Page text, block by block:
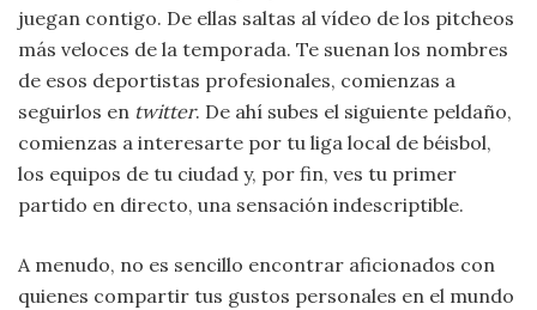
juegan contigo. De ellas saltas al vídeo de los pitcheos
más veloces de la temporada. Te suenan los nombres
de esos deportistas profesionales, comienzas a
seguirlos en twitter. De ahí subes el siguiente peldaño,
comienzas a interesarte por tu liga local de béisbol,
los equipos de tu ciudad y, por fin, ves tu primer
partido en directo, una sensación indescriptible.
A menudo, no es sencillo encontrar aficionados con
quienes compartir tus gustos personales en el mundo